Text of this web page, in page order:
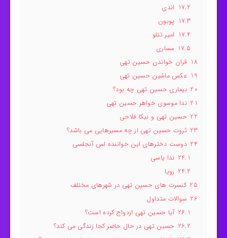
17.2 اندی
17.3 پوبون
17.4 امیر تتلو
17.5 مساری
18 قران خواندن حسین تهی
19 عکس ماشین حسین تهی
20 بیماری حسین تهی چه بود؟
21 ندا موسوی خواهر حسین تهی
22 حسین تهی و نیکا فلاحی
23 ثروت حسین تهی از چه مسیرهایی می باشد؟
24 دوست دخترهای این خواننده لس آنجلسی
24.1 ندا یاسی
24.2 رویا
25 کنسرت های حسین تهی در شهرهای مختلف
26 سوالات متداول
26.1 آیا حسین تهی ازدواج کرده است؟
26.2 حسین تهی در حال حاضر کجا زندگی می کند؟